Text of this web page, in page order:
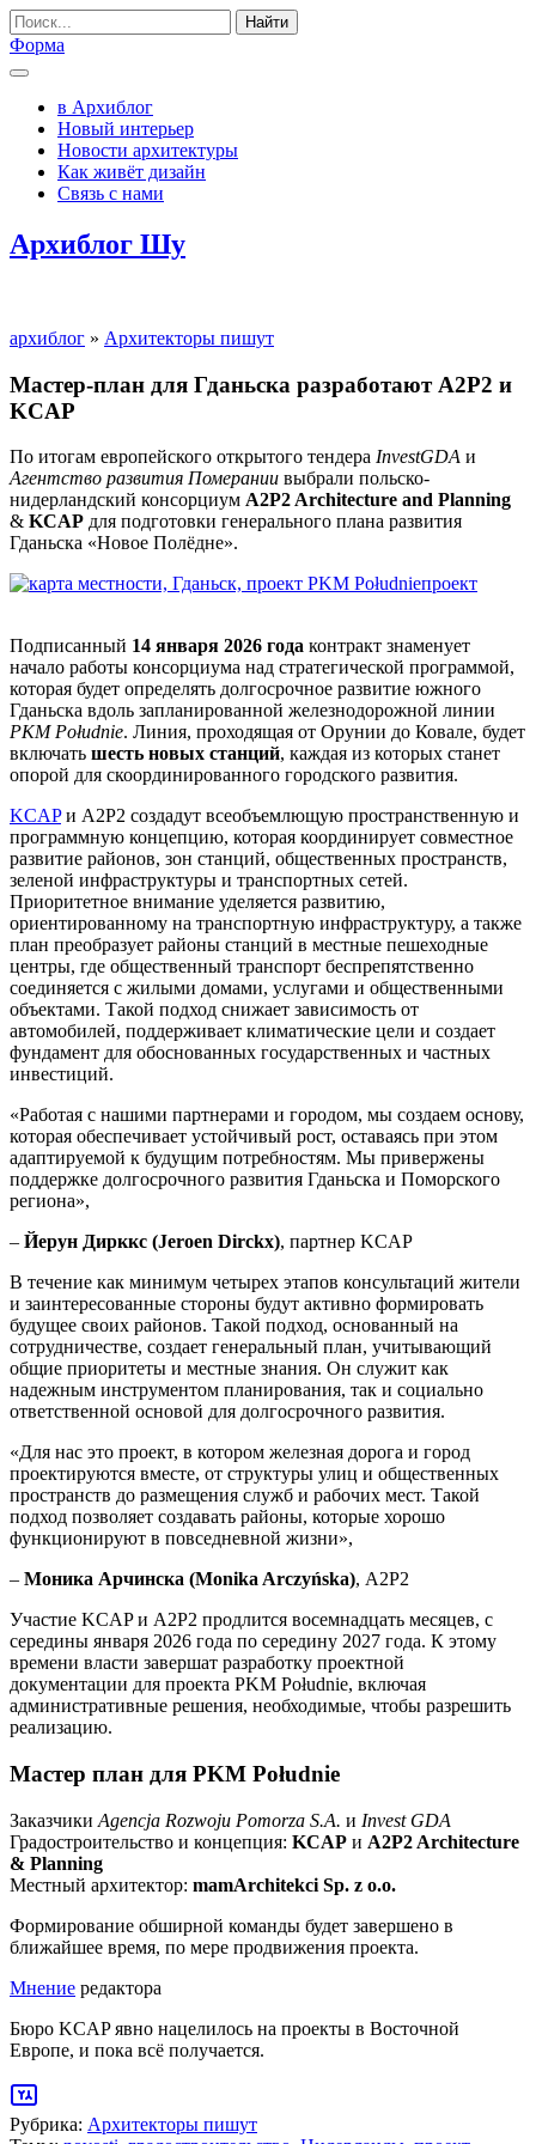
Найти
Форма
в Архиблог
Новый интерьер
Новости архитектуры
Как живёт дизайн
Связь с нами
Архиблог Шу
архиблог » Архитекторы пишут
Мастер-план для Гданьска разработают A2P2 и
KCAP
По итогам европейского открытого тендера InvestGDA и
Агентство развития Померании выбрали польско-
нидерландский консорциум A2P2 Architecture and Planning
& KCAP для подготовки генерального плана развития
Гданьска «Новое Полёдне».
Подписанный 14 января 2026 года контракт знаменует
начало работы консорциума над стратегической программой,
которая будет определять долгосрочное развитие южного
Гданьска вдоль запланированной железнодорожной линии
PKM Południe. Линия, проходящая от Орунии до Ковале, будет
включать шесть новых станций, каждая из которых станет
опорой для скоординированного городского развития.
KCAPи A2P2 создадут всеобъемлющую пространственную и
программную концепцию, которая координирует совместное
развитие районов, зон станций, общественных пространств,
зеленой инфраструктуры и транспортных сетей.
Приоритетное внимание уделяется развитию,
ориентированному на транспортную инфраструктуру, а также
план преобразует районы станций в местные пешеходные
центры, где общественный транспорт беспрепятственно
соединяется с жилыми домами, услугами и общественными
объектами. Такой подход снижает зависимость от
автомобилей, поддерживает климатические цели и создает
фундамент для обоснованных государственных и частных
инвестиций.
«Работая с нашими партнерами и городом, мы создаем основу,
которая обеспечивает устойчивый рост, оставаясь при этом
адаптируемой к будущим потребностям. Мы привержены
поддержке долгосрочного развития Гданьска и Поморского
региона»,
– Йерун Дирккс (Jeroen Dirckx), партнер KCAP
В течение как минимум четырех этапов консультаций жители
и заинтересованные стороны будут активно формировать
будущее своих районов. Такой подход, основанный на
сотрудничестве, создает генеральный план, учитывающий
общие приоритеты и местные знания. Он служит как
надежным инструментом планирования, так и социально
ответственной основой для долгосрочного развития.
«Для нас это проект, в котором железная дорога и город
проектируются вместе, от структуры улиц и общественных
пространств до размещения служб и рабочих мест. Такой
подход позволяет создавать районы, которые хорошо
функционируют в повседневной жизни»,
– Моника Арчинска (Monika Arczyńska), A2P2
Участие KCAP и A2P2 продлится восемнадцать месяцев, с
середины января 2026 года по середину 2027 года. К этому
времени власти завершат разработку проектной
документации для проекта PKM Południe, включая
административные решения, необходимые, чтобы разрешить
реализацию.
Мастер план для PKM Południe
Заказчики Agencja Rozwoju Pomorza S.A. и Invest GDA
Градостроительство и концепция: KCAP и A2P2 Architecture
& Planning
Местный архитектор: mamArchitekci Sp. z o.o.
Формирование обширной команды будет завершено в
ближайшее время, по мере продвижения проекта.
Мнение редактора
Бюро KCAP явно нацелилось на проекты в Восточной
Европе, и пока всё получается.
Рубрика: Архитекторы пишут